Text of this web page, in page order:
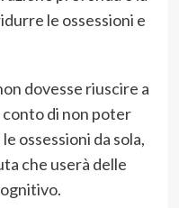
le ossessioni e
dovesse riuscire a
conto di non poter
ossessioni da sola,
che userà delle